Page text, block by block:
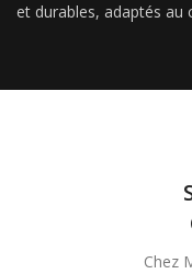
et durables, adaptés au
Chez